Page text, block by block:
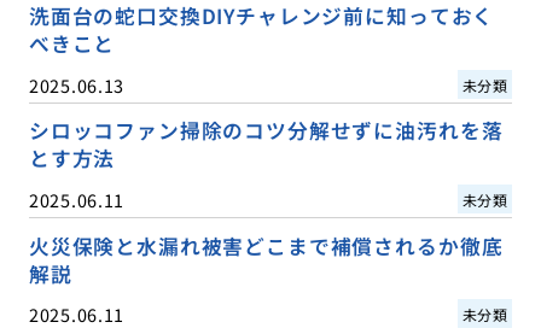
洗面台の蛇口交換DIYチャレンジ前に知っておく
べきこと
2025.06.13 未分類
シロッコファン掃除のコツ分解せずに油汚れを落
とす方法
2025.06.11 未分類
火災保険と水漏れ被害どこまで補償されるか徹底
解説
2025.06.11 未分類